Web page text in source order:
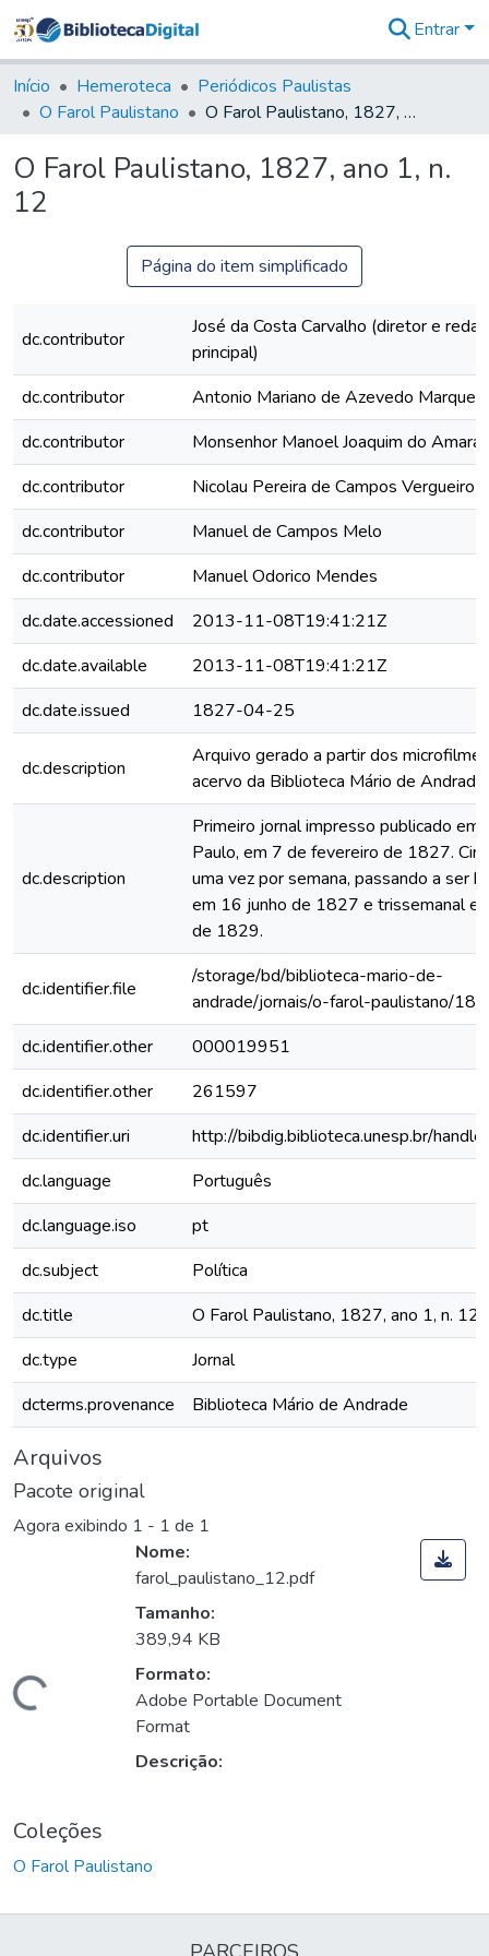
&
Coleções
Tudo na
Digital
Entrar
Início Hemeroteca
Periódicos Paulistas
O Farol Paulistano
O Farol Paulistano, 1827, ano 1, n. 12
O Farol Paulistano, 1827, ano 1, n.
12
Página do item simplificado
dc.contributor
José da Costa Carvalho (diretor e
principal)
dc.contributor
Antonio Mariano de Azevedo Marques
dc.contributor
Monsenhor Manoel Joaquim do
dc.contributor
Nicolau Pereira de Campos Vergueiro
dc.contributor
Manuel de Campos Melo
dc.contributor
Manuel Odorico Mendes
dc.date.accessioned
2013-11-08T19:41:21Z
dc.date.available
2013-11-08T19:41:21Z
dc.date.issued
1827-04-25
dc.description
Arquivo gerado a partir dos
acervo da Biblioteca Mário de Andrade
dc.description
Primeiro jornal impresso publicado em
Paulo, em 7 de fevereiro de 1827.
uma vez por semana, passando a ser
em 16 junho de 1827 e trissemanal
de 1829.
dc.identifier.file
/storage/bd/biblioteca-mario-de-
andrade/jornais/o-farol-paulistano/
dc.identifier.other
000019951
dc.identifier.other
261597
dc.identifier.uri
http://bibdig.biblioteca.unesp.br/
dc.language
Português
dc.language.iso
pt
dc.subject
Política
dc.title
O Farol Paulistano, 1827, ano 1, n. 12
dc.type
Jornal
dcterms.provenance
Biblioteca Mário de Andrade
Arquivos
Pacote original
Agora exibindo 1 - 1 de 1
Carregando...
Nome:
farol_paulistano_12.pdf
Tamanho:
389,94 KB
Formato:
Adobe Portable Document
Format
Descrição:
Coleções
O Farol Paulistano